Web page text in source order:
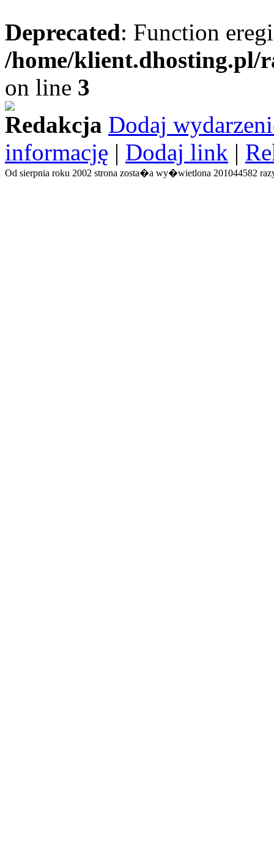
Deprecated: Function
/home/
on line 3
Redakcja Dodaj
informację | Dodaj link |
Od sierpnia roku 2002 strona zosta�a wy�wietlona 201044582